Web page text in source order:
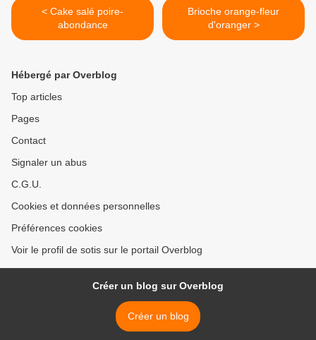
< Cake salé poire-
abondance
Brioche orange-fleur
d'oranger >
Hébergé par Overblog
Top articles
Pages
Contact
Signaler un abus
C.G.U.
Cookies et données personnelles
Préférences cookies
Voir le profil de sotis sur le portail Overblog
Créer un blog sur Overblog
Créer un blog